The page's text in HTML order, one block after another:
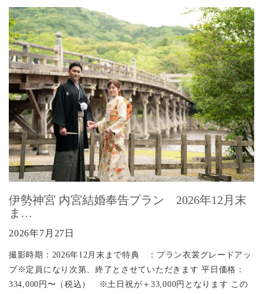
伊勢神宮 内宮結婚奉告プラン 2026年12月末
ま…
2026年7月27日
撮影時期：2026年12月末まで特典 ：プラン衣裳グレードアッ
プ※定員になり次第、終了とさせていただきます 平日価格：
334,000円〜（税込） ※土日祝が＋33,000円となります この